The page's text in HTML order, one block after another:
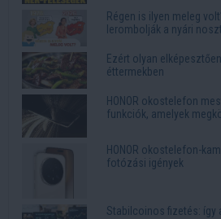
Régen is ilyen meleg
lerombolják a nyári
Ezért olyan
éttermekben
HONOR okostelefon
funkciók, amelyek
HONOR okostelefon-
fotózási igények
Stabilcoinos fizetés: így